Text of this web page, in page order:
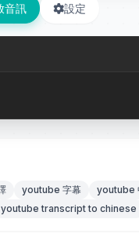
音訊 設定
youtube 字幕 youtube
youtube transcript to chinese